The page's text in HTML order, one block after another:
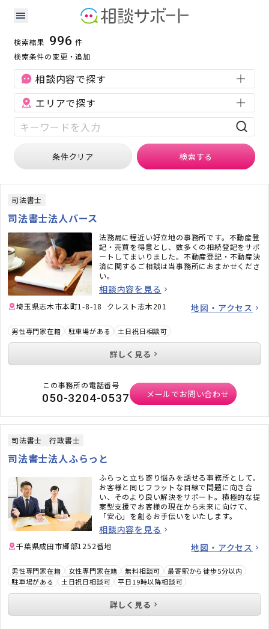
相続に強い専門家の検索結果
検索結果 996 件
検索条件の変更・追加
相談内容で探す
エリアで探す
条件クリア 検索する
司法書士
司法書士法人バース
法務局に程近い好立地の事務所です。不動産登
記・売買を得意とし、数多くの相続登記をサポ
ートしてまいりました。不動産登記・不動産決
済に関するご相談は当事務所におまかせくださ
い。
相談内容を見る
埼玉県志木市本町1-8-18 クレスト志木201 地図・アクセス
男性専門家在籍 駐車場がある 土日祝日相談可
詳しく見る
この事務所の電話番号
050-3204-0537 メールでお問い合わせ
司法書士 行政書士
司法書士法人ふらっと
ふらっと立ち寄り悩みを話せる事務所として。
お客様と同じフラットな目線で問題に向き合
い、そのより良い解決をサポート。積極的な提
案型支援でお客様の現在から未来に向けて、
「安心」を創るお手伝いをいたします。
相談内容を見る
千葉県成田市郷部1252番地 地図・アクセス
男性専門家在籍 女性専門家在籍 無料相談可
最寄駅から徒歩5分以内
駐車場がある
土日祝日相談可 平日19時以降相談可
詳しく見る